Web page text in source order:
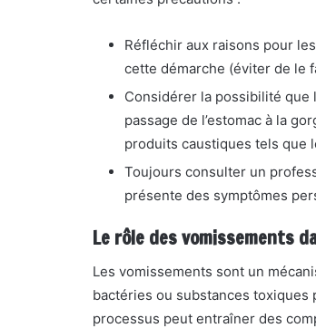
Réfléchir aux raisons pour
cette démarche (éviter de le
Considérer la possibilité que
passage de l’estomac à la
produits caustiques tels que
Toujours consulter un
présente des symptômes
Le rôle des vomissements
Les vomissements sont un
bactéries ou substances toxiques
processus peut entraîner des